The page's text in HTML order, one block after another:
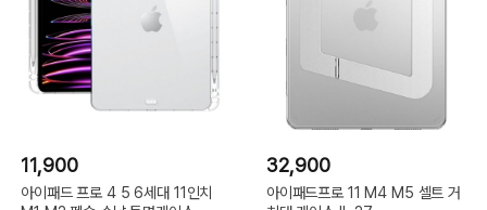
11,900
아이패드 프로 4 5 6세대 11인치
32,900
아이패드프로 11 M4 M5 셀트 거